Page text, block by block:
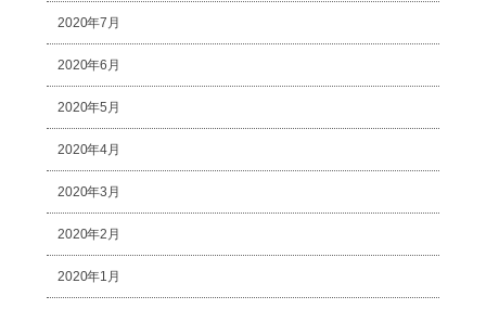
2020年7月
2020年6月
2020年5月
2020年4月
2020年3月
2020年2月
2020年1月